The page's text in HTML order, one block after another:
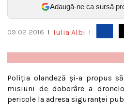
Adaugă-ne ca sursă
09 02 2016 Iulia Albi
Poliţia olandeză şi-a propus
misiuni de doborâre a
pericole la adresa siguranţei